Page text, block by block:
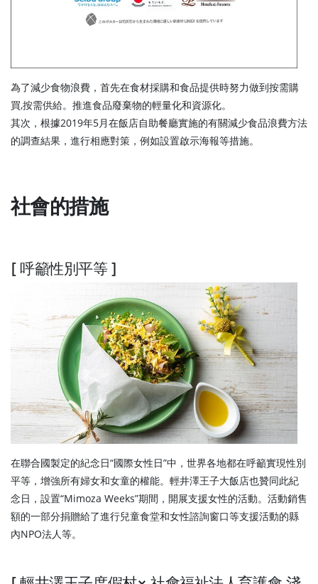
為了減少食物浪費，首先在食材採購和食品提供時努力做到按需購
買,按需供給。推進食品廢棄物的輕量化和資源化。
其次，根據2019年5月在飯店自助餐廳實施的有關減少食品浪費方法
的調查結果，進行相應對策，例如設置啟示海報等措施。
社會的措施
[ 呼籲性別平等 ]
在聯合國製定的紀念日“國際女性日”中，世界各地都在呼籲實現性別
平等，增強所有婦女和女童的權能。輕井澤王子大飯店也贊同此紀
念日，設置“Mimoza Weeks”期間，開展支援女性的活動。活動銷售
額的一部分捐贈給了進行兒童食堂和女性諮詢窗口等支援活動的縣
內NPO法人等。